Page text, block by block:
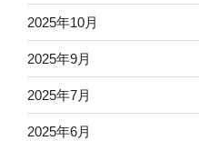
2025年10月
2025年9月
2025年7月
2025年6月